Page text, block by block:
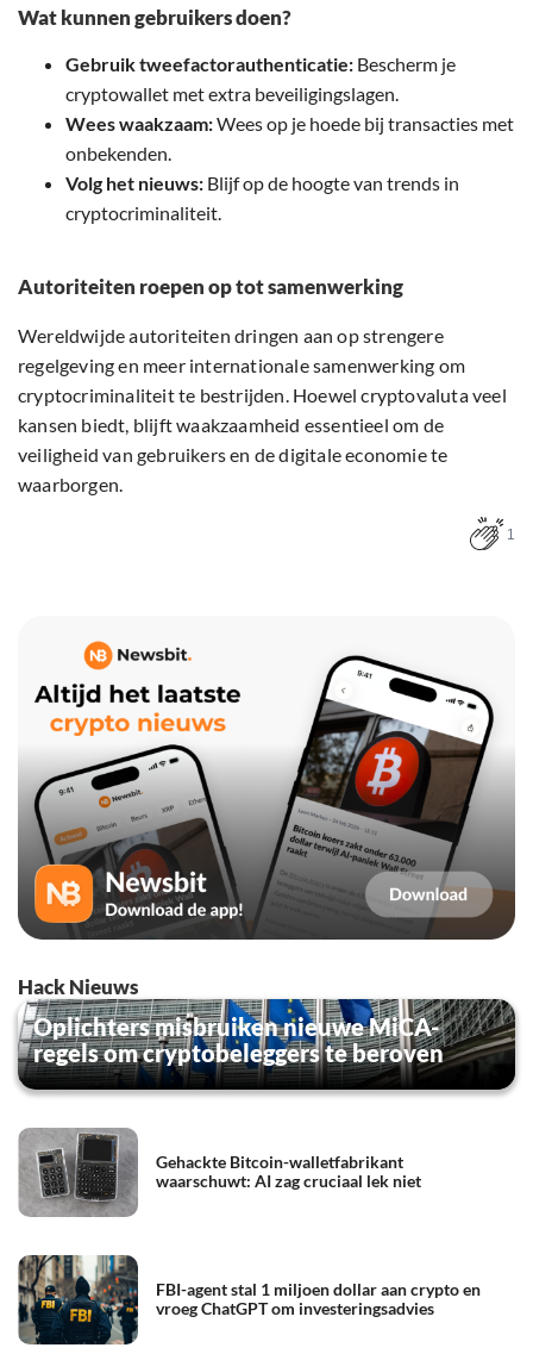
Wat kunnen gebruikers doen?
Gebruik tweefactorauthenticatie: Bescherm je
cryptowallet met extra beveiligingslagen.
Wees waakzaam:Wees op je hoede bij transacties met
onbekenden.
Volg het nieuws: Blijf op de hoogte van trends in
cryptocriminaliteit.
Autoriteiten roepen op tot samenwerking
Wereldwijde autoriteiten dringen aan op strengere
regelgeving en meer internationale samenwerking om
cryptocriminaliteit te bestrijden. Hoewel cryptovaluta veel
kansen biedt, blijft waakzaamheid essentieel om de
veiligheid van gebruikers en de digitale economie te
waarborgen.
1
Hack Nieuws
Oplichters misbruiken nieuwe MiCA-
regels om cryptobeleggers te beroven
Gehackte Bitcoin-walletfabrikant
waarschuwt: AI zag cruciaal lek niet
FBI-agent stal 1 miljoen dollar aan crypto en
vroeg ChatGPT om investeringsadvies